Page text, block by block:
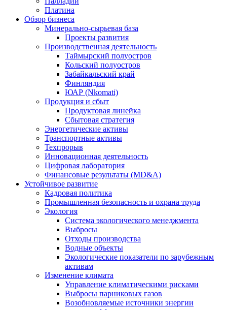
Платина
Обзор бизнеса
Минерально-сырьевая база
Проекты развития
Производственная деятельность
Таймырский полуостров
Кольский полуостров
Забайкальский край
Финляндия
ЮАР (Nkomati)
Продукция и сбыт
Продуктовая линейка
Сбытовая стратегия
Энергетические активы
Транспортные активы
Техпрорыв
Инновационная деятельность
Цифровая лаборатория
Финансовые результаты (MD&A)
Устойчивое развитие
Кадровая политика
Промышленная безопасность и охрана труда
Экология
Система экологического менеджмента
Выбросы
Отходы производства
Водные объекты
Экологические показатели по зарубежным
активам
Изменение климата
Управление климатическими рисками
Выбросы парниковых газов
Возобновляемые источники энергии